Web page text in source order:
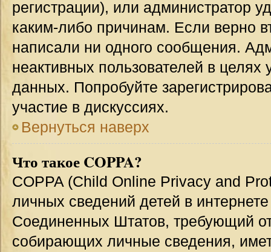
регистрации), или администратор
каким-либо причинам. Если верно
написали ни одного сообщения.
неактивных пользователей в
данных. Попробуйте
участие в дискуссиях.
Вернуться наверх
Что такое COPPA?
COPPA (Child Online Privacy and
личных сведений детей в
Соединенных Штатов, требующий
собирающих личные сведения,